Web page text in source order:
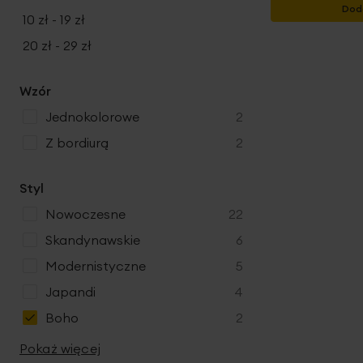
10 zł - 19 zł
20 zł - 29 zł
Wzór
jednokolorowe
2
produkty
z bordiurą
2
produkty
Styl
nowoczesne
22
produkty
skandynawskie
6
produkty
modernistyczne
5
produkty
japandi
4
produkty
boho
2
produkty
Pokaż więcej